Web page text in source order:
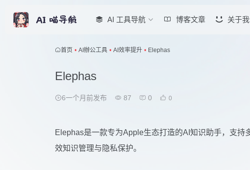
AI 工具导航 博客文章 关于
首页 • AI辦公工具 • AI效率提升 • Elephas
Elephas
6一个月前发布 87 0 0
Elephas是一款专为Apple生态打造的AI知识助手，支持
效知识管理与隐私保护。